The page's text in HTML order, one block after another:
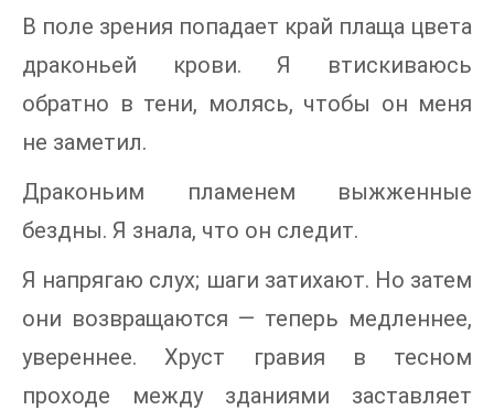
В поле зрения попадает край плаща цвета
драконьей крови. Я втискиваюсь
обратно в тени, молясь, чтобы он меня
не заметил.
Драконьим пламенем выжженные
бездны. Я знала, что он следит.
Я напрягаю слух; шаги затихают. Но затем
они возвращаются — теперь медленнее,
увереннее. Хруст гравия в тесном
проходе между зданиями заставляет